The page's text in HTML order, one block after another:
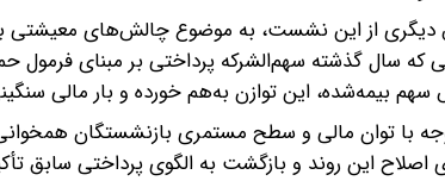
از این نشست، به موضوع چالش‌های معیشتی
سهم بیمه‌شده، این توازن به‌هم خورده و بار مالی
با توان مالی و سطح مستمری بازنشستگان
این روند و بازگشت به الگوی پرداختی سابق